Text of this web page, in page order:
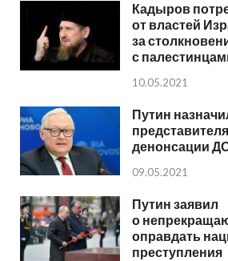
Кадыров
от властей
за
с
10.05.2021
Путин
денонсации
09.05.2021
Путин заявил
о
оправдать
преступления